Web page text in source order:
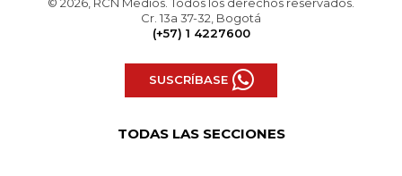
Cr. 13a 37-32, Bogotá
(+57) 1 4227600
SUSCRÍBASE
TODAS LAS SECCIONES